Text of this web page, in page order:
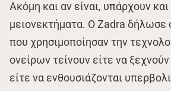
Ακόμη και αν είναι, υπάρχουν
μειονεκτήματα. Ο Zadra δήλωσε
που χρησιμοποίησαν την
ονείρων τείνουν είτε να ξεχνούν
είτε να ενθουσιάζονται